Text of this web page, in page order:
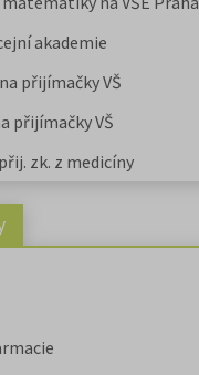
akademie
přijímačky VŠ
přijímačky VŠ
zk. z medicíny